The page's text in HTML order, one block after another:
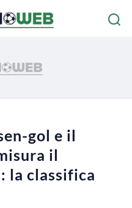
gol e il
il
la classifica